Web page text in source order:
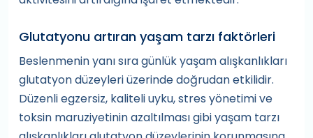
Glutatyonu artıran yaşam tarzı faktörleri
Beslenmenin yanı sıra günlük yaşam alışkanlıkları
glutatyon düzeyleri üzerinde doğrudan etkilidir.
Düzenli egzersiz, kaliteli uyku, stres yönetimi ve
toksin maruziyetinin azaltılması gibi yaşam tarzı